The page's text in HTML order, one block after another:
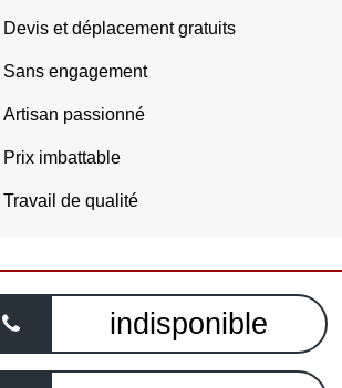
Devis et déplacement gratuits
Sans engagement
Artisan passionné
Prix imbattable
Travail de qualité
indisponible